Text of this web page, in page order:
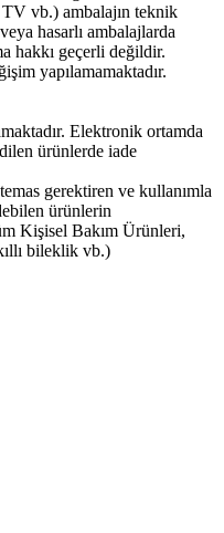
vb.) ambalajın teknik
hasarlı ambalajlarda
hakkı geçerli değildir.
yapılamamaktadır.
Elektronik ortamda
ürünlerde iade
gerektiren ve kullanımla
ürünlerin
Kişisel Bakım Ürünleri,
bileklik vb.)